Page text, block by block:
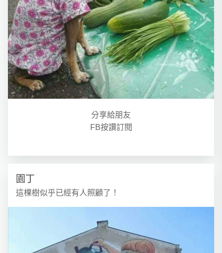
分享給朋友
FB按讚訂閱
園丁
這棵樹似乎已經有人照顧了！